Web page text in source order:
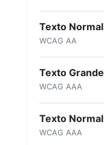
Texto Normal
WCAG AA
Texto Grande
WCAG AAA
Texto Normal
WCAG AAA